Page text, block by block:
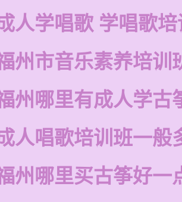
人学唱歌 学唱歌培
州市音乐素养培训
州哪里有成人学古
人唱歌培训班一般
州哪里买古筝好一